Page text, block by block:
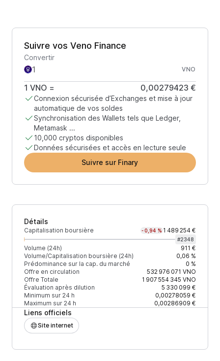
Suivre vos Veno Finance
Convertir
VNO
1 VNO = 0,00279423 €
Connexion sécurisée d’Exchanges et mise à jour
automatique de vos soldes
Synchronisation des Wallets tels que Ledger,
Metamask ...
10,000 cryptos disponibles
Données sécurisées et accès en lecture seule
Suivre sur Finary
Détails
Capitalisation boursière -0,94 % 1 489 254 €
#2348
Volume (24h)
911 €
Volume/Capitalisation boursière (24h)
0,06 %
Prédominance sur la cap. du marché
0 %
Offre en circulation
532 976 071 VNO
Offre Totale
1 907 554 345 VNO
Évaluation après dilution
5 330 099 €
Minimum sur 24 h
0,00278059 €
Maximum sur 24 h
0,00286909 €
Liens officiels
Site internet